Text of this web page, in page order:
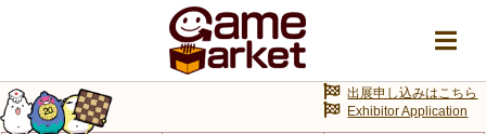
出展申し込みはこちら
Exhibitor Application